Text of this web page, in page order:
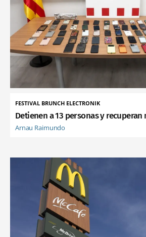
FESTIVAL BRUNCH ELECTRONIK
Detienen a 13 personas y recuperan
Arnau Raimundo